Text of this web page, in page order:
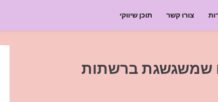
צורו קשר תוכן שיווקי
שמשגשגת ברשתות